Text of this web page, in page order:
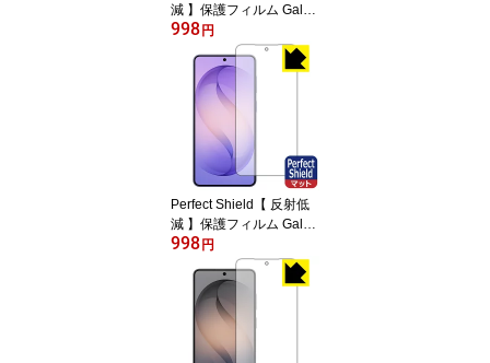
減 】保護フィルム Galax
y S26 (画面用)【 指紋認
証対応 】 日本製 自社製
造直販
998円
Perfect Shield【 反射低
減 】保護フィルム Galax
y S26+ (画面用)【 指紋認
証対応 】 日本製 自社製
造直販
998円